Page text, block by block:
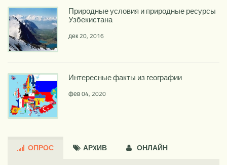
Природные условия и природные ресурсы
Узбекистана
дек 20, 2016
Интересные факты из географии
фев 04, 2020
ОПРОС АРXИВ ОНЛАЙН